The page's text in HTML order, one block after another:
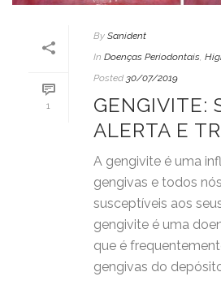
1
By Sanident
In Doenças Periodontais,
Posted 30/07/2019
GENGIVITE:
ALERTA E
A gengivite é uma
gengivas e todos
susceptíveis aos
gengivite é uma
que é
gengivas do